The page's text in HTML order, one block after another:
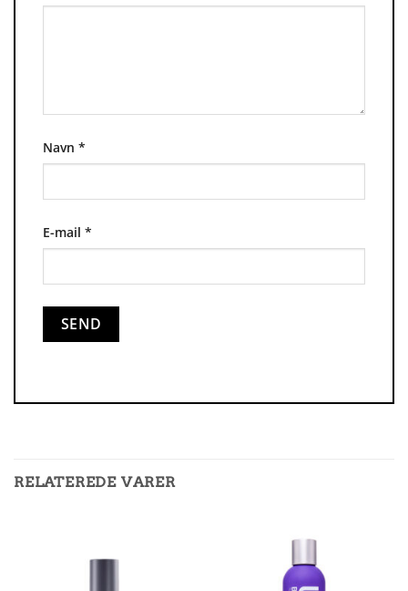
Navn *
E-mail *
RELATEREDE VARER